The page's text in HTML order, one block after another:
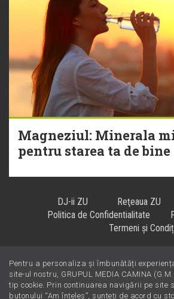
Magneziul: Minerala
pentru starea ta de bine
DJ-ii ZU Reţeaua ZU
Politica de Confidentialitate
Termeni și
Hiturile se ascultă la
Pentru a personaliza și îmbunătăți
site-ul nostru, GRUPUL MEDIA CAMINA
tip cookie. Prin continuarea navigării pe site
butonului “Am înțeles”, sunteți de acord cu